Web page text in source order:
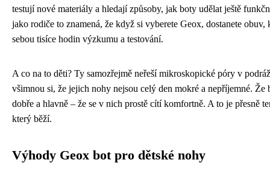
testují nové materiály a hledají způsoby, jak boty udělat ještě
jako rodiče to znamená, že když si vyberete Geox, dostanete obuv,
sebou tisíce hodin výzkumu a testování.
A co na to děti? Ty samozřejmě neřeší mikroskopické póry v
všimnou si, že jejich nohy nejsou celý den mokré a nepříjemné. Že
dobře a hlavně – že se v nich prostě cítí komfortně. A to je přesně
který běží.
Výhody Geox bot pro dětské nohy